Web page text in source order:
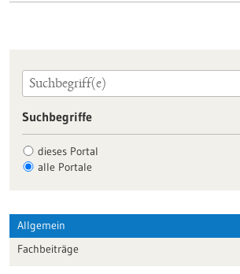
Suchbegriffe
dieses Portal
alle Portale
Allgemein
Fachbeiträge